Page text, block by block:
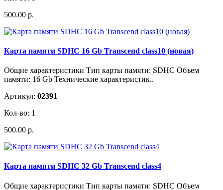
500.00 р.
Карта памяти SDHC 16 Gb Transcend class10 (новая)
Общие характеристики Тип карты памяти: SDHC Объем
памяти: 16 Gb Технические характеристик..
Артикул: 02391
Кол-во: 1
500.00 р.
Карта памяти SDHC 32 Gb Transcend class4
Общие характеристики Тип карты памяти: SDHC Объем